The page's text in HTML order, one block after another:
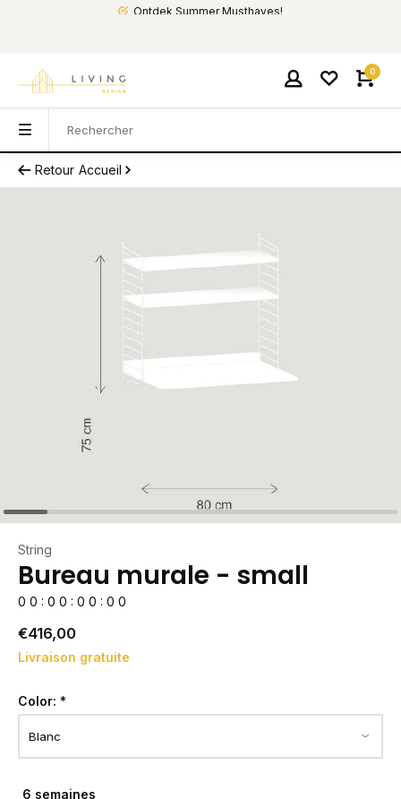
Ontdek Summer Musthaves!
0
Retour Accueil
String
Bureau murale - small
0 0 : 0 0 : 0 0 : 0 0
€416,00
Livraison gratuite
Color: *
6 semaines